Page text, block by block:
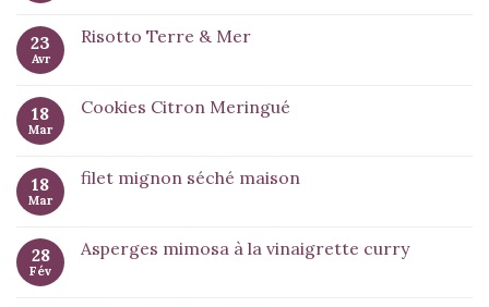
23
Avr
Risotto Terre & Mer
18
Mar
Cookies Citron Meringué
18
Mar
filet mignon séché maison
28
Fév
Asperges mimosa à la vinaigrette curry